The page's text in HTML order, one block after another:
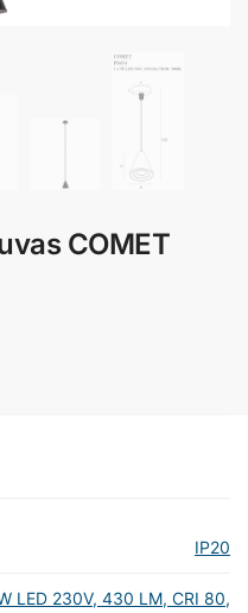
COMET
IP20
LED 230V, 430 LM, CRI 80,